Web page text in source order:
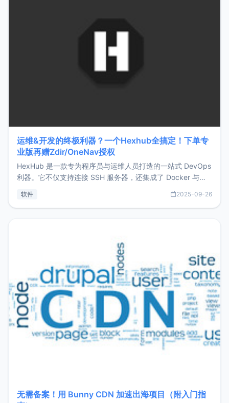
运维&开发的终极利器？一个Hexhub全搞定！下单专
业版再赠Zdir/OneNav授权
HexHub 是一款专为程序员与运维人员打造的一站式 DevOps
利器。它不仅支持连接 SSH 服务器，还集成了 Docker 与常
件间频繁切换，仅凭 HexHub 即可同时搞定运维与数据库操
软件 2025-09-26
无需备案！用 Bunny CDN 加速出海项目（附入门指